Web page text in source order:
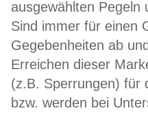
ausgewählten
Sind immer für einen
Gegebenheiten ab
Erreichen dieser
(z.B. Sperrungen) für
bzw. werden bei